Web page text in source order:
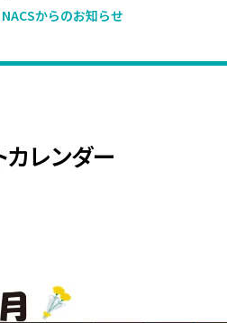
からのお知らせ
レンダー